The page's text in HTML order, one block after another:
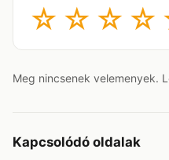
☆ ☆ ☆ ☆
Meg nincsenek velemenyek.
Kapcsolódó oldalak